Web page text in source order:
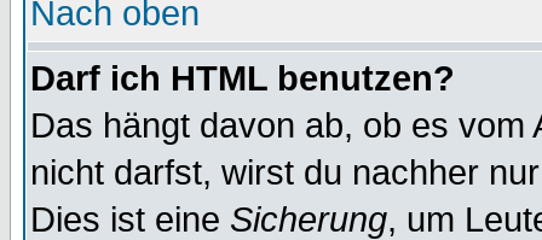
Nach oben
Darf ich HTML benutzen?
Das hängt davon ab, ob es
nicht darfst, wirst du nachher
Dies ist eine Sicherung, um